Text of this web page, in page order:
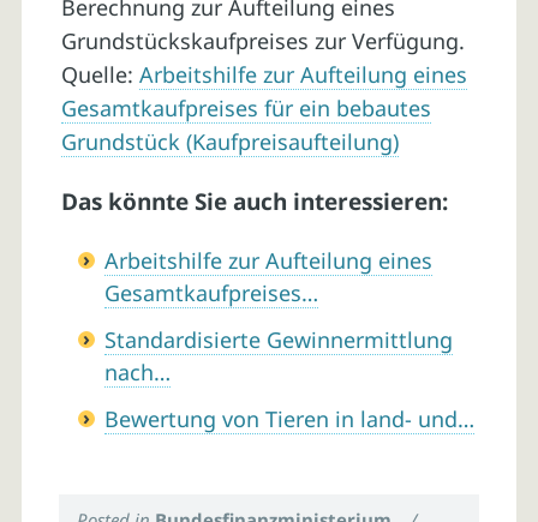
Berechnung zur Aufteilung eines
Grundstückskaufpreises zur Verfügung.
Quelle: Arbeitshilfe zur Aufteilung eines
Gesamtkaufpreises für ein bebautes
Grundstück (Kaufpreisaufteilung)
Das könnte Sie auch interessieren:
Arbeitshilfe zur Aufteilung eines
Gesamtkaufpreises…
Standardisierte Gewinnermittlung
nach…
Bewertung von Tieren in land- und…